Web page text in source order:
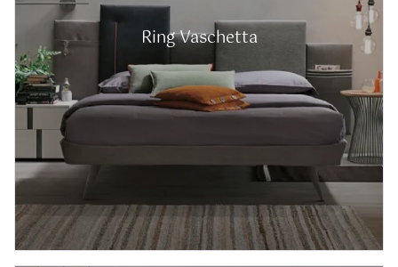
Ring Vaschetta